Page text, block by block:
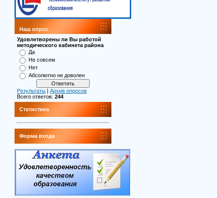
Наш опрос
Удовлетворены ли Вы работой
методического кабинета района
Да
Не совсем
Нет
Абсолютно не доволен
Результаты
Архив опросов
Всего ответов: 244
Статистика
Форма входа